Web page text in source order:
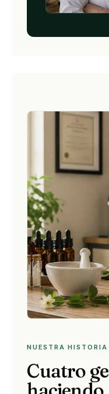
NUESTRA HISTORIA
Cuatro